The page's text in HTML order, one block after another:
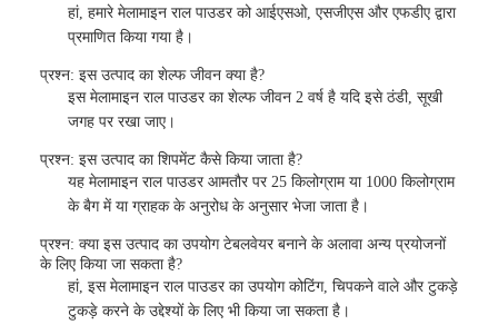
हां, हमारे मेलामाइन राल पाउडर को आईएसओ, एसजीएस और एफडीए द्वारा
प्रमाणित किया गया है।
प्रश्न: इस उत्पाद का शेल्फ जीवन क्या है?
इस मेलामाइन राल पाउडर का शेल्फ जीवन 2 वर्ष है यदि इसे ठंडी, सूखी
जगह पर रखा जाए।
प्रश्न: इस उत्पाद का शिपमेंट कैसे किया जाता है?
यह मेलामाइन राल पाउडर आमतौर पर 25 किलोग्राम या 1000 किलोग्राम
के बैग में या ग्राहक के अनुरोध के अनुसार भेजा जाता है।
प्रश्न: क्या इस उत्पाद का उपयोग टेबलवेयर बनाने के अलावा अन्य प्रयोजनों
के लिए किया जा सकता है?
हां, इस मेलामाइन राल पाउडर का उपयोग कोटिंग, चिपकने वाले और टुकड़े
टुकड़े करने के उद्देश्यों के लिए भी किया जा सकता है।